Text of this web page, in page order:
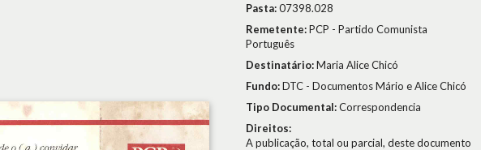
Pasta:07398.028
Remetente:PCP - Partido Comunista
Português
Destinatário:Maria Alice Chicó
Fundo:DTC - Documentos Mário e Alice Chicó
Tipo Documental:Correspondencia
Direitos:
A publicação, total ou parcial, deste documento